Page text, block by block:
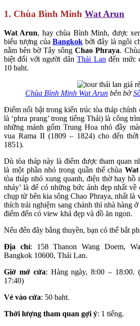
1. Chùa Bình Minh Wat Arun
Wat Arun, hay chùa Bình Minh, được
biểu tượng củaBangkok bởi đây là ngôi
nằm bên bờ Tây sôngChao Phraya.
biệt đối với người dânThái Lan đến mức
10 baht.
Chùa Bình Minh Wat Arun bên bờ
Điểm nổi bật trong kiến trúc tòa tháp chính
là ‘phra prang’ trong tiếng Thái) là công
những mảnh gốm Trung Hoa nhỏ đầy
vua Rama II (1809 – 1824) cho đến
1851).
Dù tòa tháp này là điểm được tham quan
là một phần nhỏ trong quần thể chùa
tòa tháp nhỏ xung quanh, điện thờ hay hồ
nháy’ là để có những bức ảnh đẹp nhất
chụp từ bên kia sông Chao Phraya, nhất là
thích trải nghiệm sang chảnh thì nhà hàng
điểm đến có view khá đẹp và đồ ăn ngon.
Nếu đến đây bằng thuyền, bạn có thể bắt
Địa chỉ: 158 Thanon Wang Doem,
Bangkok 10600, Thái Lan.
Giờ mở cửa: Hàng ngày, 8:00 – 18:00.
17:40)
Vé vào cửa: 50 baht.
Thời lượng tham quan gợi ý: 1 tiếng.